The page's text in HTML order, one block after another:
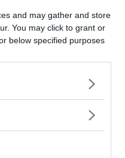
and may gather and store
You may click to grant or
below specified purposes